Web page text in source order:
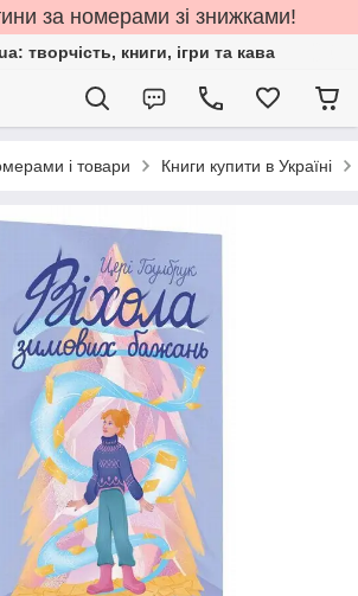
за номерами зі знижками!
творчість, книги, ігри та кава
і товари Книги купити в Україні